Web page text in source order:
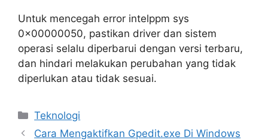
Untuk mencegah error intelppm sys
0x00000050, pastikan driver dan sistem
operasi selalu diperbarui dengan versi terbaru,
dan hindari melakukan perubahan yang tidak
diperlukan atau tidak sesuai.
Kategori
Teknologi
Cara Mengaktifkan Gpedit.exe Di Windows